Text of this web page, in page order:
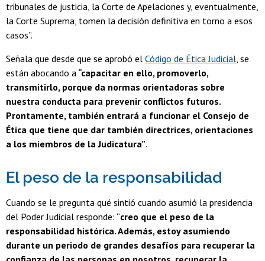
tribunales de justicia, la Corte de Apelaciones y, eventualmente,
la Corte Suprema, tomen la decisión definitiva en torno a esos
casos”.
Señala que desde que se aprobó el Código de Ética Judicial, se
están abocando a “capacitar en ello, promoverlo,
transmitirlo, porque da normas orientadoras sobre
nuestra conducta para prevenir conflictos futuros.
Prontamente, también entrará a funcionar el Consejo de
Ética que tiene que dar también directrices, orientaciones
a los miembros de la Judicatura”.
El peso de la responsabilidad
Cuando se le pregunta qué sintió cuando asumió la presidencia
del Poder Judicial responde: “creo que el peso de la
responsabilidad histórica. Además, estoy asumiendo
durante un periodo de grandes desafíos para recuperar la